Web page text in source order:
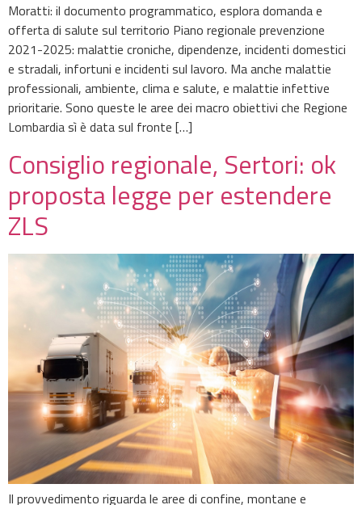
Moratti: il documento programmatico, esplora domanda e
offerta di salute sul territorio Piano regionale prevenzione
2021-2025: malattie croniche, dipendenze, incidenti domestici
e stradali, infortuni e incidenti sul lavoro. Ma anche malattie
professionali, ambiente, clima e salute, e malattie infettive
prioritarie. Sono queste le aree dei macro obiettivi che Regione
Lombardia sì è data sul fronte […]
Consiglio regionale, Sertori: ok
proposta legge per estendere
ZLS
Il provvedimento riguarda le aree di confine, montane e